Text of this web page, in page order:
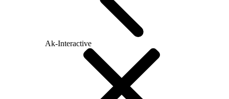
Ak-Interactive